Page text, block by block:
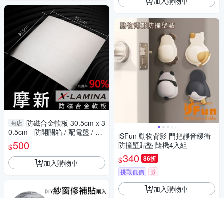
商店 防磁合金軟板 30.5cm x 3
0.5cm - 防開關箱 / 配電盤 / 家
電 / 冰箱 / 冷氣室外機等 低頻
電磁波
$500
加入購物車
iSFun 動物背影 門把靜音緩衝
防撞壁貼墊 隨機4入組
$340 86折
挑戰低價 券
加入購物車